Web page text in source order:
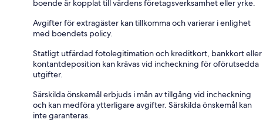
boende är kopplat till värdens företagsverksamhet eller yrke.
Avgifter för extragäster kan tillkomma och varierar i enlighet
med boendets policy.
Statligt utfärdad fotolegitimation och kreditkort, bankkort eller
kontantdeposition kan krävas vid incheckning för oförutsedda
utgifter.
Särskilda önskemål erbjuds i mån av tillgång vid incheckning
och kan medföra ytterligare avgifter. Särskilda önskemål kan
inte garanteras.